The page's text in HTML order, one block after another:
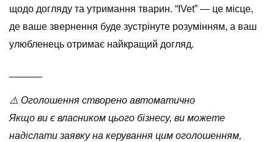
щодо догляду та утримання тварин. “IVet” — це місце,
де ваше звернення буде зустрінуте розумінням, а ваш
улюбленець отримає найкращий догляд.
⚠️ Оголошення створено автоматично
Якщо ви є власником цього бізнесу, ви можете
надіслати заявку на керування цим оголошенням,